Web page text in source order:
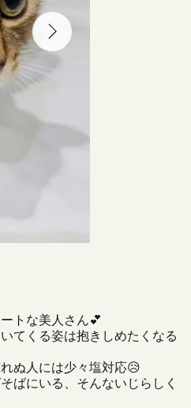
トな美人さん💕
てくる姿は抱きしめたくなる
ぬ人には少々塩対応😥
ばにいる、そんないじらしく